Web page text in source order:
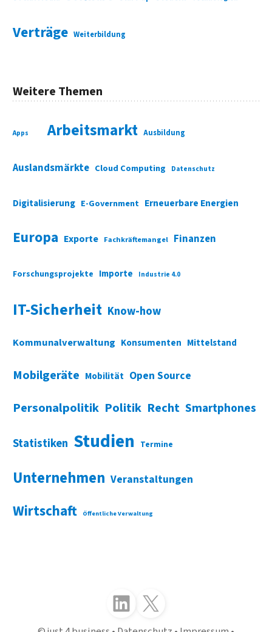
Verträge Weiterbildung
Weitere Themen
Apps Arbeitsmarkt Ausbildung
Auslandsmärkte Cloud Computing Datenschutz
Digitalisierung E-Government Erneuerbare Energien
Europa Exporte Fachkräftemangel Finanzen
Forschungsprojekte Importe Industrie 4.0
IT-Sicherheit Know-how
Kommunalverwaltung Konsumenten Mittelstand
Mobilgeräte Mobilität Open Source
Personalpolitik Politik Recht Smartphones
Statistiken Studien Termine
Unternehmen Veranstaltungen
Wirtschaft Öffentliche Verwaltung
Folgen Sie uns auf LinkedInFolgen Sie uns auf X (Twitter)